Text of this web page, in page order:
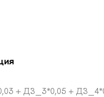
+ ДЗ_3*0,05 +